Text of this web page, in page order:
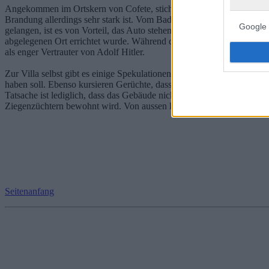
Google
Angekommen im Ortskern von Cofete, sticht dem Besucher zuerst
Brandung allerdings sehr stark ist. Vom Baden sollte deshalb
gelangen, ist es von Vorteil, das Auto stehen zu lassen, denn die
abgelegenen Ort errichtet wurde. Während des Baus der Villa im
als enger Vertrauter von Adolf Hitler.
Zur Villa selbst gibt es einige Spekulationen. Zum einen wird
haben soll. Ebenso kursieren Gerüchte, dass ehemalige
Tatsache ist lediglich, dass das Gebäude nicht zu Ende gebaut
Ziegenzüchtern bewohnt wird. Von aussen kann die Villa Winter
Seitenanfang